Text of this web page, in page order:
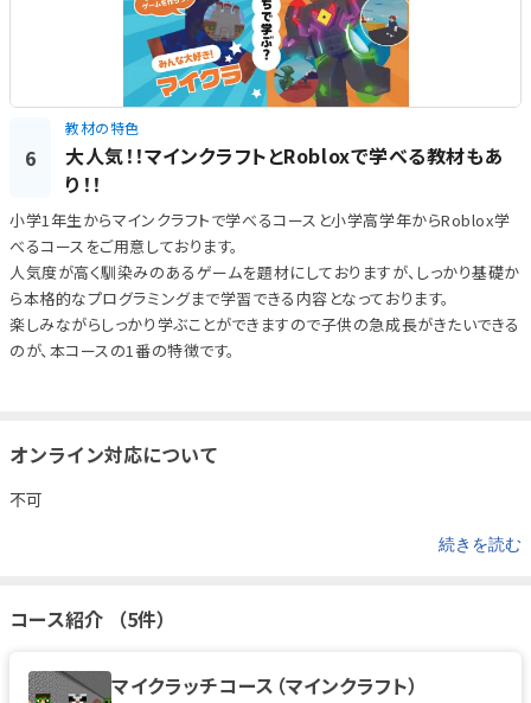
6
教材の特色
大人気！！マインクラフトとRobloxで学べる教材もあ
り！！
小学1年生からマインクラフトで学べるコースと小学高学年からRoblox学
べるコースをご用意しております。
人気度が高く馴染みのあるゲームを題材にしておりますが、しっかり基礎か
ら本格的なプログラミングまで学習できる内容となっております。
楽しみながらしっかり学ぶことができますので子供の急成長がきたいできる
のが、本コースの1番の特徴です。
オンライン対応について
不可
続きを読む
コース紹介 （5件）
マイクラッチコース（マインクラフト）